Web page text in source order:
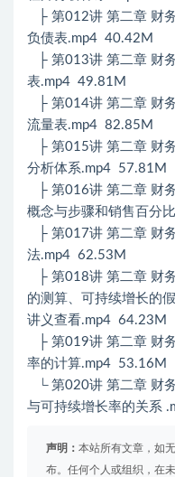
├ 第012讲 第二章 财
负债表.mp4 40.42M
├ 第013讲 第二章 财
表.mp4 49.81M
├ 第014讲 第二章 财
流量表.mp4 82.85M
├ 第015讲 第二章 财
分析体系.mp4 57.81M
├ 第016讲 第二章 财
概念与步骤和销售百分
├ 第017讲 第二章 财
法.mp4 62.53M
├ 第018讲 第二章 财
的测算、可持续增长的
讲义查看.mp4 64.23M
├ 第019讲 第二章 财
率的计算.mp4 53.16M
└ 第020讲 第二章 财
与可持续增长率的关系
声明： 本站所有文章，如
布。任何个人或组织，在